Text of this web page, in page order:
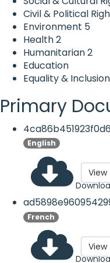
Civil & Political
Environment 5
Health2
Humanitarian2
Education
Equality & Inclusion
Primary
English
View
French
View